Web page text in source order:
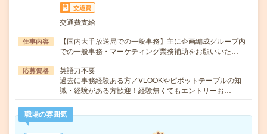
交通費
交通費支給
仕事内容
【国内大手放送局での一般事務】主に企画編成グループ内
での一般事務・マーケティング業務補助をお願いいた…
応募資格
英語力不要
過去に事務経験ある方／VLOOKやピボットテーブルの知
識・経験がある方歓迎！経験無くてもエントリーお…
職場の雰囲気